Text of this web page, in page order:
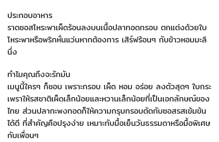
ประกอบอาหาร
ราดซอสโหระพาเผ็ดร้อนลงบนเนื้อปลาทอดกรอบ ตกแต่งด้วยใบ
โหระพาหรือพริกหั่นแว่นหากต้องการ เสิร์ฟร้อนๆ กับข้าวหอมมะลิ
นึ่ง
ทำไมคุณถึงจะรักมัน
เมนูนี้ใครๆ ก็ชอบ เพราะกรอบ เผ็ด หอม อร่อย ลงตัวสุดๆ ใบกระ
เพราให้รสชาติเผ็ดเล็กน้อยและหวานเล็กน้อยที่เป็นเอกลักษณ์ของ
ไทย ส่วนปลากะพงทอดก็ให้ความกรุบกรอบตัดกับซอสรสเข้มข้น
ได้ดี ที่สำคัญคือปรุงง่าย เหมาะกับมื้อเย็นวันธรรมดาหรือมื้อพิเศษ
กับเพื่อนๆ